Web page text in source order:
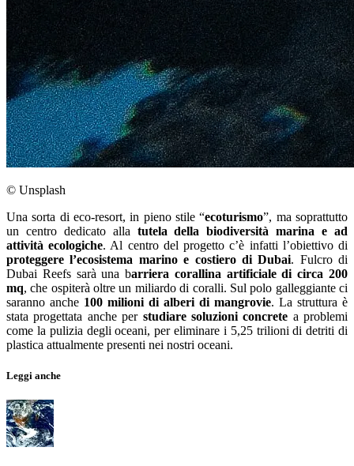
© Unsplash
Una sorta di eco-resort, in pieno stile “ecoturismo”, ma soprattutto
un centro dedicato alla tutela della biodiversità marina e ad
attività ecologiche. Al centro del progetto c’è infatti l’obiettivo di
proteggere l’ecosistema marino e costiero di Dubai. Fulcro di
Dubai Reefs sarà una barriera corallina artificiale di circa 200
mq, che ospiterà oltre un miliardo di coralli. Sul polo galleggiante ci
saranno anche 100 milioni di alberi di mangrovie. La struttura è
stata progettata anche per studiare soluzioni concrete a problemi
come la pulizia degli oceani, per eliminare i 5,25 trilioni di detriti di
plastica attualmente presenti nei nostri oceani.
Leggi anche